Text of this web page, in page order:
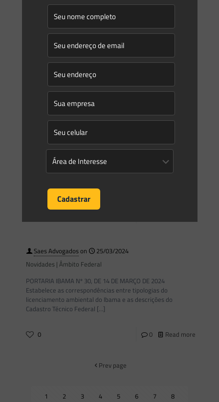
Saes Advogadoson
27/03/2024
Novidades | Âmbito Federal
DECRETO Nº 11.960, DE 21 DE MARÇO DE 2024 Dispõe sobre
o Conselho Nacional de Recursos Hídricos. O
Presidente da República, no uso da atribuição que lhe
Saes Advogadoson
25/03/2024
Novidades | Âmbito Estadual: Espírito Santo
LEI COMPLEMENTAR Nº 1.073, DE 18 DE MARÇO DE 2024 1
no âmbito do Estado do Espírito Santo, normatiza sua
Saes Advogadoson
25/03/2024
Novidades | Âmbito Federal
PORTARIA IBAMA Nº 30, DE 14 DE MARÇO DE 2024
Estabelece as correspondências entre tipologias do
licenciamento ambiental do Ibama e as descrições do
Cadastro Técnico Federal […]
0 0 Read more
Prev page
1 2 3 4 5 6 7
8